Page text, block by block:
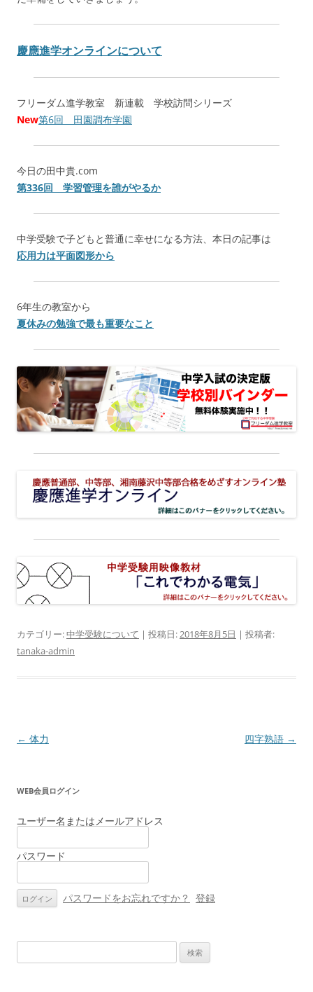
慶應進学オンラインについて
フリーダム進学教室 新連載 学校訪問シリーズ
New第6回 田園調布学園
今日の田中貴.com
第336回 学習管理を誰がやるか
中学受験で子どもと普通に幸せになる方法、本日の記事は
応用力は平面図形から
6年生の教室から
夏休みの勉強で最も重要なこと
カテゴリー:中学受験について | 投稿日:2018年8月5日 | 投稿者:
tanaka-admin
投
ビ
ゲ
シ
ン
← 体力 四字熟語 →
WEB会員ログイン
ユーザー名またはメールアドレス
パスワード
パスワードをお忘れですか？ 登録
索: